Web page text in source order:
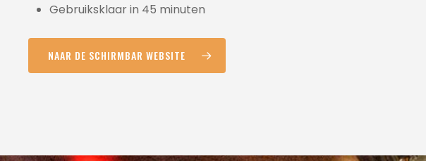
Gebruiksklaar in 45 minuten
NAAR DE SCHIRMBAR WEBSITE